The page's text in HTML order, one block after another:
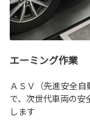
エーミング作業
ＡＳＶ（先進安全
で、次世代車両の
します